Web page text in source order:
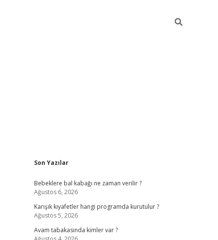
Sidebar
Son Yazılar
Bebeklere bal kabağı ne zaman verilir ?
Ağustos 6, 2026
Karışık kıyafetler hangi programda kurutulur ?
Ağustos 5, 2026
Avam tabakasında kimler var ?